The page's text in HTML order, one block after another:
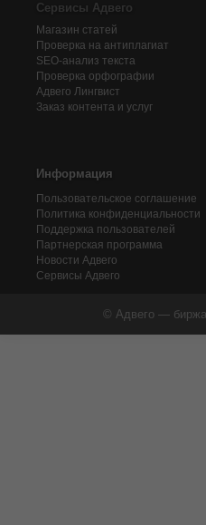
Сервисы Адвего
Магазин статей
Проверка на антиплагиат
SEO-анализ текста
Проверка орфографии
Адвего Лингвист
Заказ контента и услуг
Информация
Пользовательское соглашение
Политика конфиденциальности
Поддержка пользователей
Партнерская программа
Новости Адвего
Сервисы Адвего
© Адвего — биржа